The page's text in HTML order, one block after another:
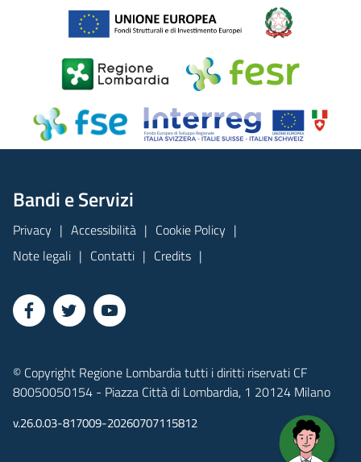
Bandi e Servizi
Privacy Accessibilità
Cookie Policy
Note legali
Contatti Credits
© Copyright Regione Lombardia tutti i diritti riservati CF
80050050154 - Piazza Città di Lombardia, 1 20124 Milano
v.26.0.03-817009-20260707115812